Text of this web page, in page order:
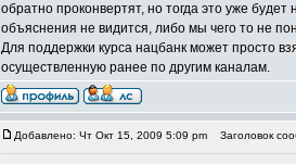
обратно проконвертят, но тогда это уже
объяснения не видится, либо мы чего то не
Для поддержки курса нацбанк может просто
осуществленную ранее по другим каналам.
Добавлено: Чт Окт 15, 2009 5:09 pm Заголовок